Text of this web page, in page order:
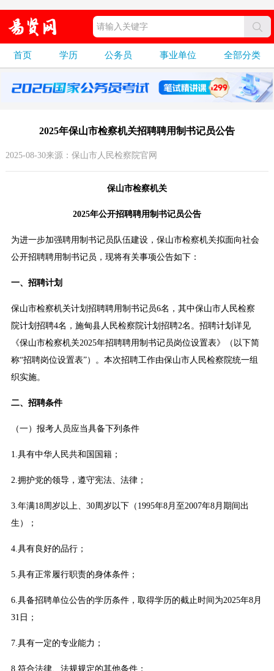
首页 学历 公务员 事业单位 全部分类
2025年保山市检察机关招聘聘用制书记员公告
2025-08-30来源：保山市人民检察院官网
保山市检察机关
2025年公开招聘聘用制书记员公告
为进一步加强聘用制书记员队伍建设，保山市检察机关拟面向社会
公开招聘聘用制书记员，现将有关事项公告如下：
一、招聘计划
保山市检察机关计划招聘聘用制书记员6名，其中保山市人民检察
院计划招聘4名，施甸县人民检察院计划招聘2名。招聘计划详见
《保山市检察机关2025年招聘聘用制书记员岗位设置表》（以下简
称“招聘岗位设置表”）。本次招聘工作由保山市人民检察院统一组
织实施。
二、招聘条件
（一）报考人员应当具备下列条件
1.具有中华人民共和国国籍；
2.拥护党的领导，遵守宪法、法律；
3.年满18周岁以上、30周岁以下（1995年8月至2007年8月期间出
生）；
4.具有良好的品行；
5.具有正常履行职责的身体条件；
6.具备招聘单位公告的学历条件，取得学历的截止时间为2025年8月
31日；
7.具有一定的专业能力；
8.符合法律、法规规定的其他条件；